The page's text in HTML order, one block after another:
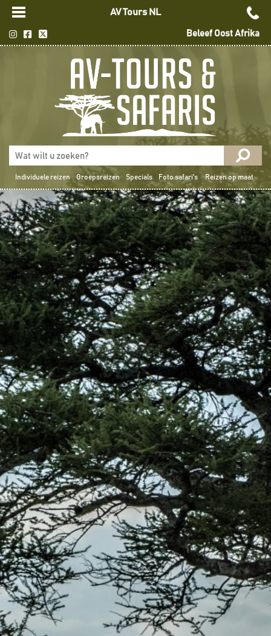
AV Tours NL
Beleef Oost Afrika
Individuele reizen Groepsreizen Specials Foto safari's Reizen op maat